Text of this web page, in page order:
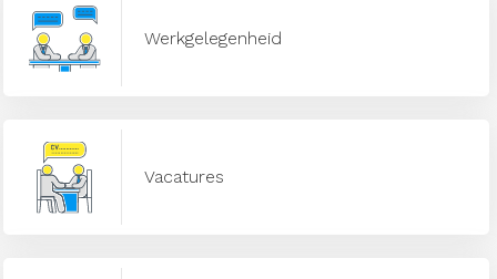
Werkgelegenheid
Vacatures